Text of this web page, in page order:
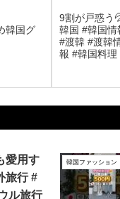
韓国グ
9割が戸惑う
韓国 #韓国情
#渡韓 #渡韓
報 #韓国料
愛用す
旅行 #
ル旅行
韓国ファッション